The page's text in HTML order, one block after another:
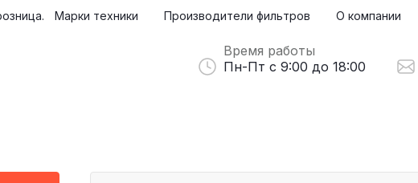
Марки техники Производители фильтров О компании
Время работы
Пн-Пт с 9:00 до 18:00